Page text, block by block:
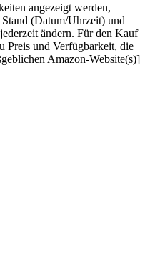
angezeigt werden,
Stand (Datum/Uhrzeit) und
ändern. Für den Kauf
Preis und Verfügbarkeit, die
Amazon-Website(s)]